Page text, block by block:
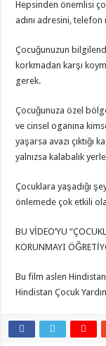
Hepsinden önemlisi
adını adresini, telefon
Çocuğunuzun
korkmadan karşı
gerek.
Çocuğunuza özel
ve cinsel oganına
yaşarsa avazı çıktığı
yalnızsa kalabalık
Çocuklara yaşadığı
önlemede çok etkili
BU VİDEO’YU
KORUNMAYI
Bu film aslen Hindistan
Hindistan Çocuk